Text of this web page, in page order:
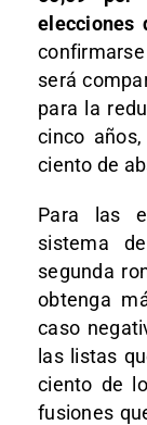
elecciones
será
para la
cinco
ciento de
Para las
sistema
segunda
obtenga
caso
las listas
ciento de
fusiones